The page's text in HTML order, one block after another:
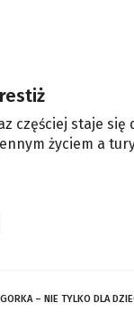
częściej staje się
życiem a
– NIE TYLKO DLA